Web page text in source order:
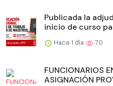
Publicada la
inicio de curso
Hace 1 día 70
FUNCIONARIOS
ASIGNACIÓN